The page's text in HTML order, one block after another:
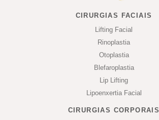
CIRURGIAS FACIAIS
Lifting Facial
Rinoplastia
Otoplastia
Blefaroplastia
Lip Lifting
Lipoenxertia Facial
CIRURGIAS CORPORAIS